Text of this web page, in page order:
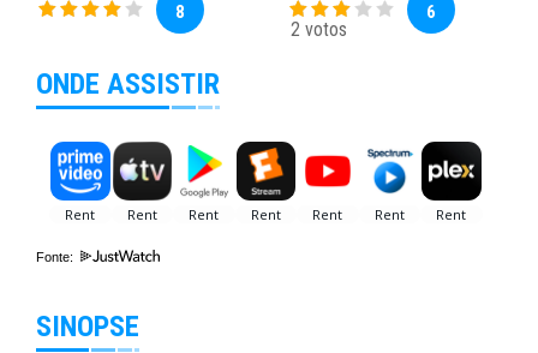
8
2 votos
6
ONDE ASSISTIR
Fonte:
SINOPSE